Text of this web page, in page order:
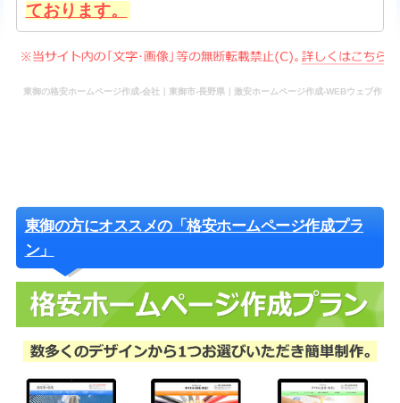
ております。
東御の格安ホームページ作成-会社｜東御市-長野県｜激安ホームページ作成-WEBウェブ作
東御の方にオススメの「格安ホームページ作成プラ
ン」